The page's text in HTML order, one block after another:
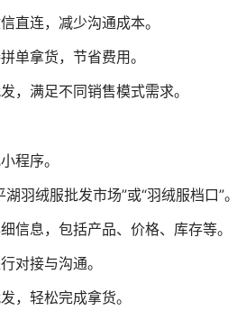
直连，减少沟通成本。
单拿货，节省费用。
，满足不同销售模式需求。
程序。
羽绒服批发市场”或“羽绒服档口”。
信息，包括产品、价格、库存等。
对接与沟通。
，轻松完成拿货。